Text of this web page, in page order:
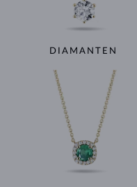
DIAMANTEN